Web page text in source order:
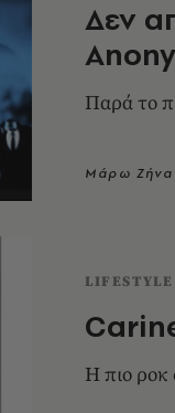
Δεν
Παρά το
Μάρω Ζήνα
LIFESTYLE